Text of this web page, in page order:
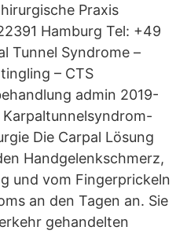
Praxis
Hamburg Tel: +49
Tunnel Syndrome –
– CTS
admin 2019-
Die Carpal Lösung
Handgelenkschmerz,
und vom Fingerprickeln
an den Tagen an. Sie
gehandelten